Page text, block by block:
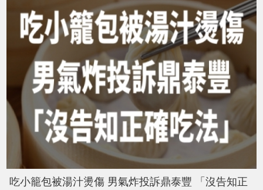
吃小籠包被湯汁燙傷 男氣炸投訴鼎泰豐 「沒告知正